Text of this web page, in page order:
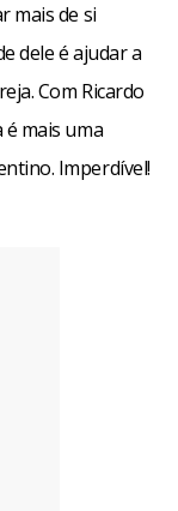
mais de si
dele é ajudar a
Com Ricardo
mais uma
Imperdível!